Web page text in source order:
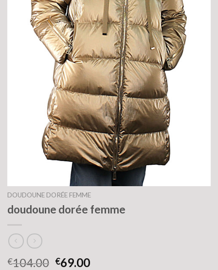
DOUDOUNE DORÉE FEMME
doudoune dorée femme
€104.00 €69.00